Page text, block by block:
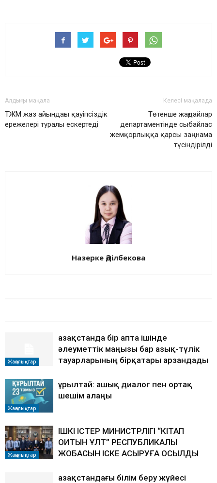
Алдыңғы мақала
ТЖМ жаз айындағы қауіпсіздік
ережелері туралы ескертеді
Келесі мақалада
Төтенше жағдайлар
департаментінде сыбайлас
жемқорлыққа қарсы заңнама
түсіндірілді
Назерке Әділбекова
Жаңалықтар
Қазақстанда бір апта ішінде
әлеуметтік маңызы бар азық-түлік
тауарларының бірқатары арзандады
Жаңалықтар
Құрылтай: ашық диалог пен ортақ
шешім алаңы
Жаңалықтар
ІШКІ ІСТЕР МИНИСТРЛІГІ “КІТАП
ОҚИТЫН ҰЛТ” РЕСПУБЛИКАЛЫҚ
ЖОБАСЫН ІСКЕ АСЫРУҒА ҚОСЫЛДЫ
Қазақстандағы білім беру жүйесі